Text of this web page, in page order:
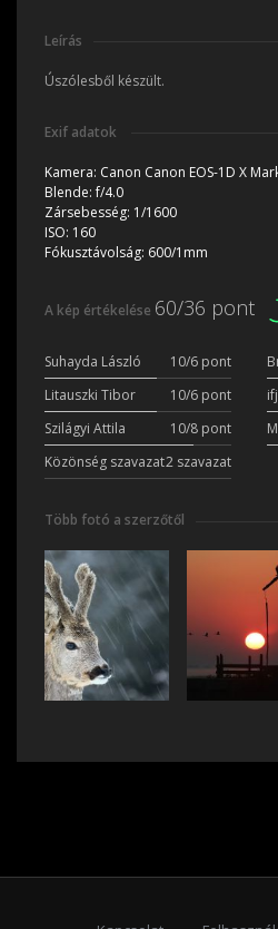
Leírás
Úszólesből készült.
Exif adatok
Kamera: Canon Canon EOS-1D X
Blende:f/4.0
Zársebesség: 1/1600
ISO: 160
Fókusztávolság: 600/1mm
A kép értékelése 60/36 pont
Suhayda László 10/6 pont
Litauszki Tibor
10/6 pont
Szilágyi Attila
10/8 pont
Közönség szavazat2 szavazat
Több fotó a szerzőtől